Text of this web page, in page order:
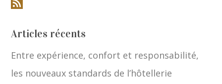
Articles récents
Entre expérience, confort et responsabilité,
les nouveaux standards de l’hôtellerie